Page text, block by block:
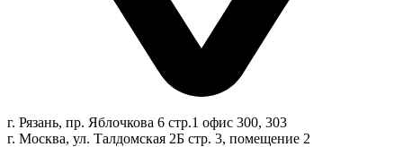
г. Рязань, пр. Яблочкова 6 стр.1 офис 300, 303
г. Москва, ул. Талдомская 2Б стр. 3, помещение 2